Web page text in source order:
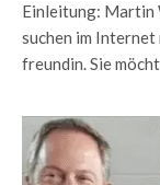
Einleitung: Martin
suchen im
freundin. Sie